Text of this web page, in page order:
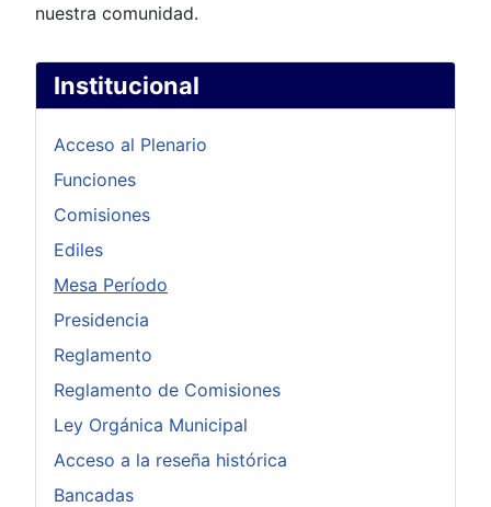
Institucional
Acceso al Plenario
Funciones
Comisiones
Ediles
Mesa Período
Presidencia
Reglamento
Reglamento de Comisiones
Ley Orgánica Municipal
Acceso a la reseña histórica
Bancadas
nuestra comunidad.